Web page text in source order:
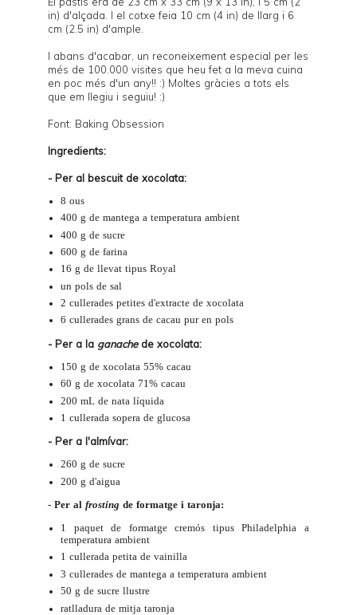
in) d'alçada. I el cotxe feia 10 cm (4 in) de llarg i 6
cm (2.5 in) d'ample.
I abans d'acabar, un reconeixement especial per les
més de 100.000 visites que heu fet a la meva cuina
en poc més d'un any!! :) Moltes gràcies a tots els
que em llegiu i seguiu! :)
Font: Baking Obsession
Ingredients:
- Per al bescuit de xocolata:
8 ous
400 g de mantega a temperatura ambient
400 g de sucre
600 g de farina
16 g de llevat tipus Royal
un pols de sal
2 cullerades petites d'extracte de xocolata
6 cullerades grans de cacau pur en pols
- Per a la ganachede xocolata:
150 g de xocolata 55% cacau
60 g de xocolata 71% cacau
200 mL de nata líquida
1 cullerada sopera de glucosa
- Per a l'almívar:
260 g de sucre
200 g d'aigua
- Per al frosting de formatge i taronja:
1 paquet de formatge cremós tipus Philadelphia a
temperatura ambient
1 cullerada petita de vainilla
3 cullerades de mantega a temperatura ambient
50 g de sucre llustre
ratlladura de mitja taronja